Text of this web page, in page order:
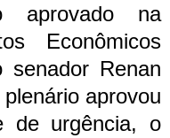
aprovado na
Econômicos
senador Renan
aprovou
de urgência, o